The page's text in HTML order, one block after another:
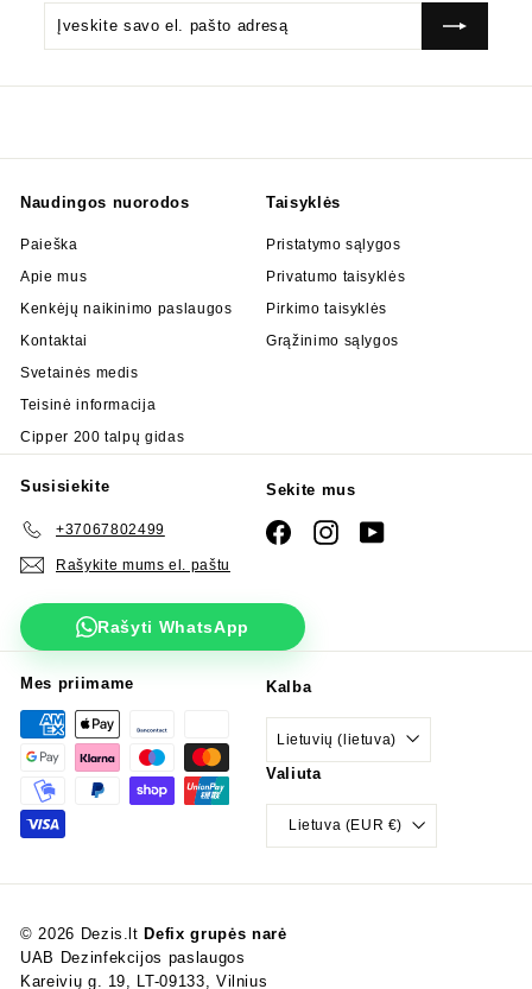
Įveskite
savo
pašto
Prenumeruok
Naudingos nuorodos
Paieška
Apie mus
Kenkėjų naikinimo paslaugos
Kontaktai
Svetainės medis
Teisinė informacija
Cipper 200 talpų gidas
Taisyklės
Pristatymo sąlygos
Privatumo taisyklės
Pirkimo taisyklės
Grąžinimo sąlygos
Susisiekite
+37067802499
Rašykite mums el. paštu
Sekite mus
FacebookInstagram
Rašyti WhatsApp
Mes priimame Kalba
Lietuvių (lietuva)
Valiuta
Lietuva (EUR €)
© 2026 Dezis.lt Defix grupės narė
UAB Dezinfekcijos paslaugos
Kareivių g. 19, LT-09133, Vilnius